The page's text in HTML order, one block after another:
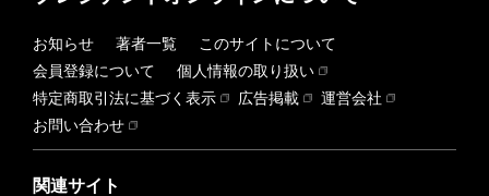
お知らせ 著者一覧
このサイトについて
会員登録について
個人情報の取り扱い
特定商取引法に基づく表示
広告掲載
運営会社
お問い合わせ
関連サイト